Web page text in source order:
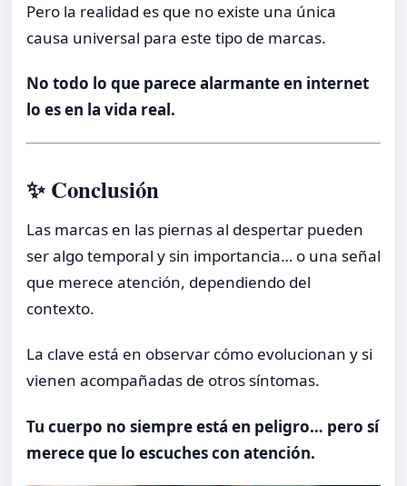
Pero la realidad es que no existe una única
causa universal para este tipo de marcas.
No todo lo que parece alarmante en internet
lo es en la vida real.
✨ Conclusión
Las marcas en las piernas al despertar pueden
ser algo temporal y sin importancia… o una señal
que merece atención, dependiendo del
contexto.
La clave está en observar cómo evolucionan y si
vienen acompañadas de otros síntomas.
Tu cuerpo no siempre está en peligro… pero sí
merece que lo escuches con atención.